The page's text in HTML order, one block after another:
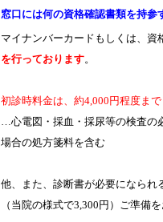
窓口には何の資格確認書類を持参
マイナンバーカードもしくは、
を行っております。
初診時料金は、約4,000円程度ま
…心電図・採血・採尿等の検査の
場合の処方箋料を含む
他、また、診断書が必要になられ
（当院の様式で3,300円）ご準備